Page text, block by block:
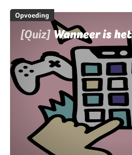
Opvoeding
[Quiz] Wanneer is